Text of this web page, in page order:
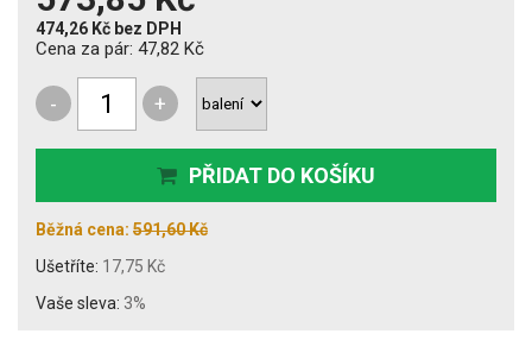
474,26 Kč bez DPH
Cena za pár: 47,82 Kč
- +
PŘIDAT DO KOŠÍKU
Běžná cena: 591,60 Kč
Ušetříte: 17,75 Kč
Vaše sleva: 3%